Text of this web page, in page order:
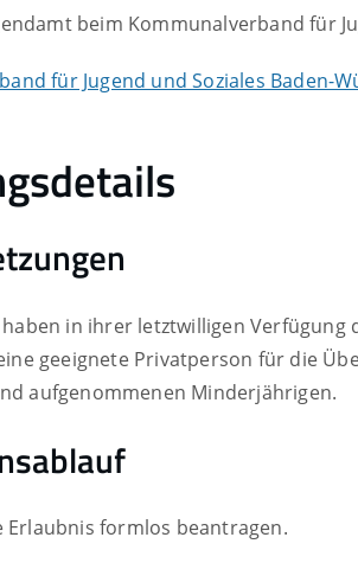
beim Kommunalverband für
für Jugend und Soziales Baden-
in ihrer letztwilligen Verfügung
geeignete Privatperson für die
aufgenommenen Minderjährigen.
Erlaubnis formlos beantragen.